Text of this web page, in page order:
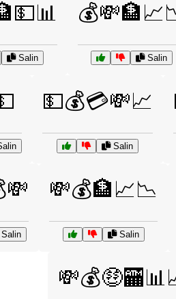
Salin Salin
💵💰💳💸📈
Salin
💸💰🏦📈📉
Salin